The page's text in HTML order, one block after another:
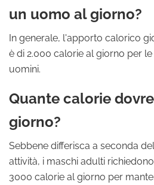
un uomo al giorno?
In generale, l'apporto calorico
è di 2.000 calorie al giorno per
uomini.
Quante calorie
giorno?
Sebbene differisca a seconda
attività, i maschi adulti
3000 calorie al giorno per